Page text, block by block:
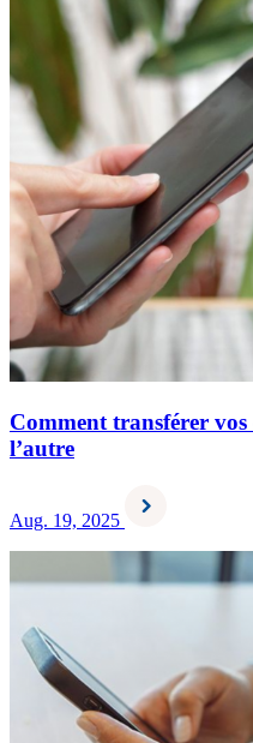
Comment transférer vos
l’autre
Aug. 19, 2025